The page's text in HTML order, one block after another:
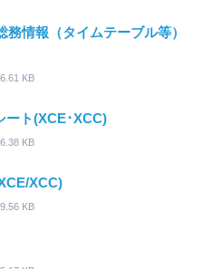
情報（タイムテーブル等）
KB
ート(XCE･XCC)
KB
XCC)
KB